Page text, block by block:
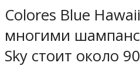
Colores Blue
многими
Sky стоит около